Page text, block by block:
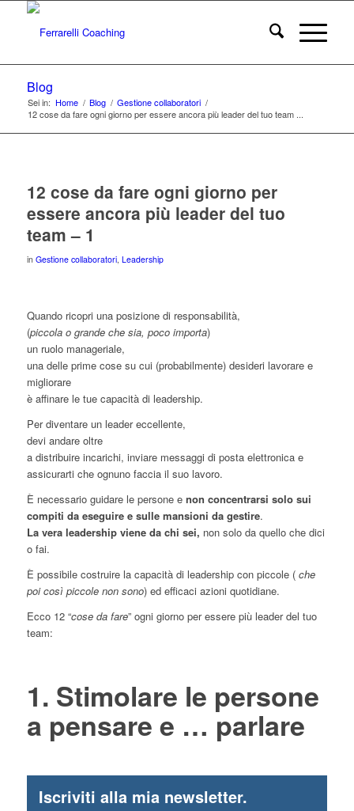
Blog
Sei in: Home / Blog / Gestione collaboratori /
12 cose da fare ogni giorno per essere ancora più leader del tuo team ...
12 cose da fare ogni giorno per
essere ancora più leader del tuo
team – 1
in Gestione collaboratori, Leadership
Quando ricopri una posizione di responsabilità,
(piccola o grande che sia, poco importa)
un ruolo manageriale,
una delle prime cose su cui (probabilmente) desideri lavorare e
migliorare
è affinare le tue capacità di leadership.
Per diventare un leader eccellente,
devi andare oltre
a distribuire incarichi, inviare messaggi di posta elettronica e
assicurarti che ognuno faccia il suo lavoro.
È necessario guidare le persone e non concentrarsi solo sui
compiti da eseguire e sulle mansioni da gestire.
La vera leadership viene da chi sei, non solo da quello che dici
o fai.
È possibile costruire la capacità di leadership con piccole ( che
poi così piccole non sono) ed efficaci azioni quotidiane.
Ecco 12 “cose da fare” ogni giorno per essere più leader del tuo
team:
1. Stimolare le persone
a pensare e … parlare
Iscriviti alla mia newsletter.